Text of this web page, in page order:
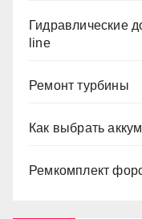
Гидравлические
line
Ремонт турбины
Как выбрать
Ремкомплект